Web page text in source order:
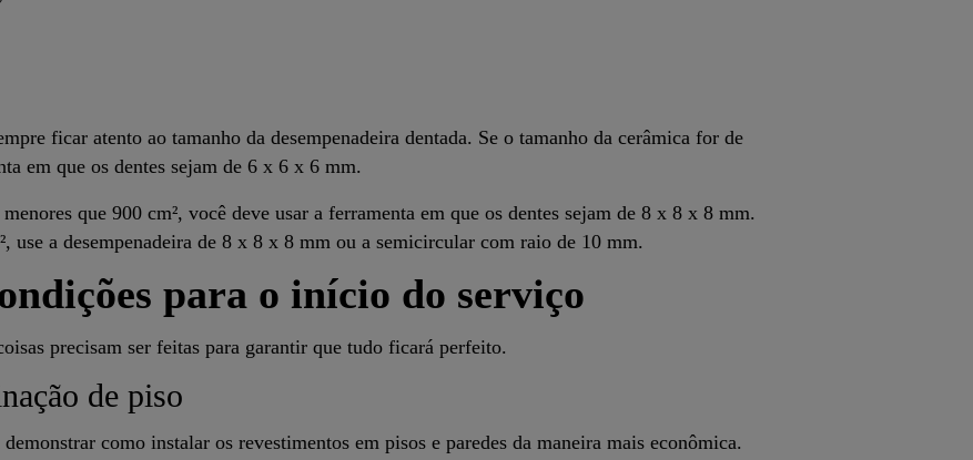
ficar atento ao tamanho da desempenadeira dentada. Se o tamanho da cerâmica for de
em que os dentes sejam de 6 x 6 x 6 mm.
que 900 cm², você deve usar a ferramenta em que os dentes sejam de 8 x 8 x 8 mm.
use a desempenadeira de 8 x 8 x 8 mm ou a semicircular com raio de 10 mm.
para o início do serviço
precisam ser feitas para garantir que tudo ficará perfeito.
de piso
como instalar os revestimentos em pisos e paredes da maneira mais econômica.